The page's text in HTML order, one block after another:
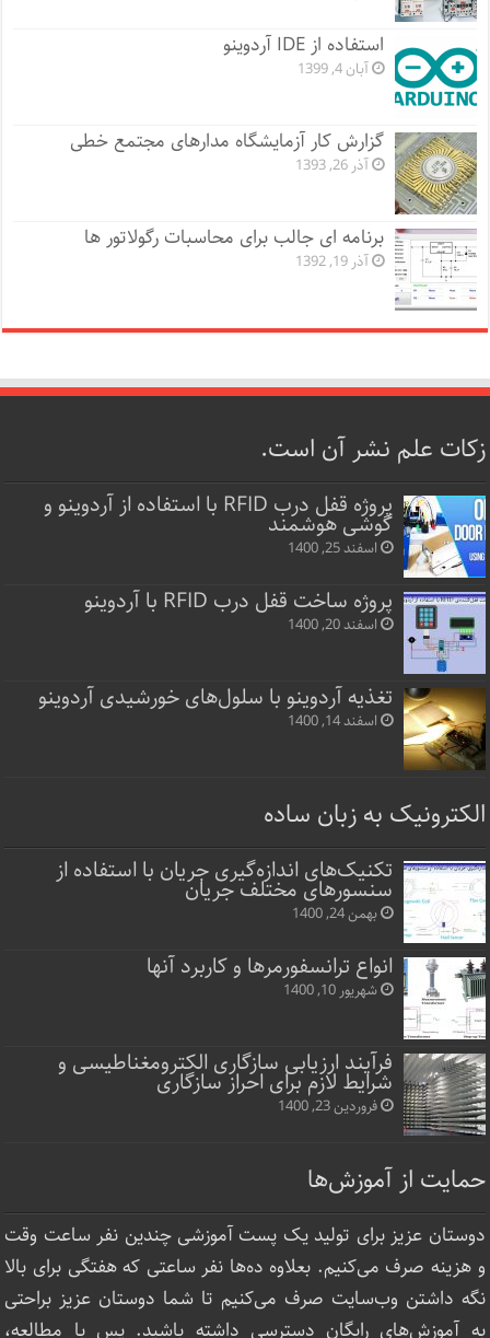
استفاده از IDE آردوینو
آبان 4, 1399
گزارش کار آزمایشگاه مدارهای مجتمع خطی
آذر 26, 1393
برنامه ای جالب برای محاسبات رگولاتور ها
آذر 19, 1392
زکات علم نشر آن است.
پروژه قفل‌ درب RFID با استفاده از آردوینو و
گوشی هوشمند
اسفند 25, 1400
پروژه ساخت قفل‌ درب RFID با آردوینو
اسفند 20, 1400
تغذیه آردوینو با سلول‌های خورشیدی آردوینو
اسفند 14, 1400
الکترونیک به زبان ساده
تکنیک‌های اندازه‌گیری جریان با استفاده از
سنسورهای مختلف جریان
بهمن 24, 1400
انواع ترانسفورمرها و کاربرد آنها
شهریور 10, 1400
فرآیند ارزیابی سازگاری الکترومغناطیسی و
شرایط لازم برای احراز سازگاری
فروردین 23, 1400
حمایت از آموزش‌ها
دوستان عزیز برای تولید یک پست آموزشی چندین نفر ساعت‌ وقت
و هزینه صرف می‌کنیم. بعلاوه ده‌ها نفر ساعتی که هفتگی برای بالا
نگه داشتن وب‌سایت صرف ‌می‌کنیم تا شما دوستان عزیز براحتی
به آموزش‌های رایگان دسترسی داشته باشید. پس با مطالعه،